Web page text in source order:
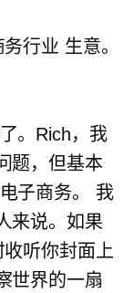
务行业 生意。
。Rich，我
题，但基本
电子商务。
我
来说。如果
收听你封面上
世界的一扇